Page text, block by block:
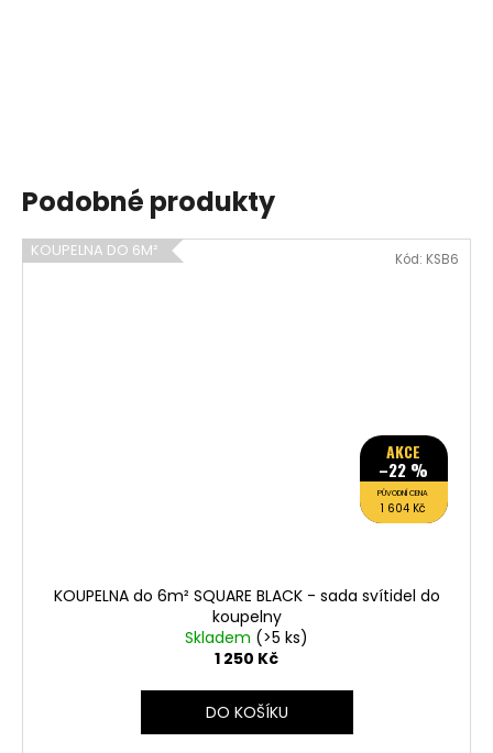
Podobné produkty
KOUPELNA DO 6M²
AKCE
–22 %
PŮVODNÍ CENA
1 604 Kč
KOUPELNA do 6m² SQUARE BLACK - sada svítidel do
koupelny
Skladem (>5 ks)
1 250 Kč
DO KOŠÍKU
Kód: KSB6